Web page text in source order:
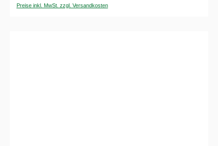
Preise inkl. MwSt. zzgl. Versandkosten